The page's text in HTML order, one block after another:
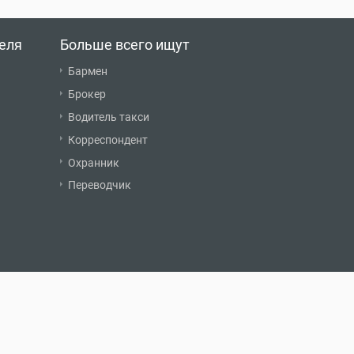
Больше всего ищут
Бармен
Брокер
Водитель такси
Корреспондент
Охранник
Переводчик